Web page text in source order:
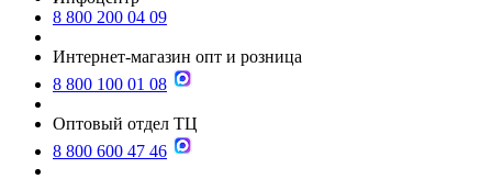
8 800 200 04 09
Интернет-магазин опт и розница
8 800 100 01 08
Оптовый отдел ТЦ
8 800 600 47 46